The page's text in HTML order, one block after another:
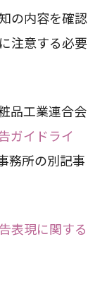
の内容を確認
注意する必要
品工業連合会
ガイドライ
務所の別記事
表現に関する